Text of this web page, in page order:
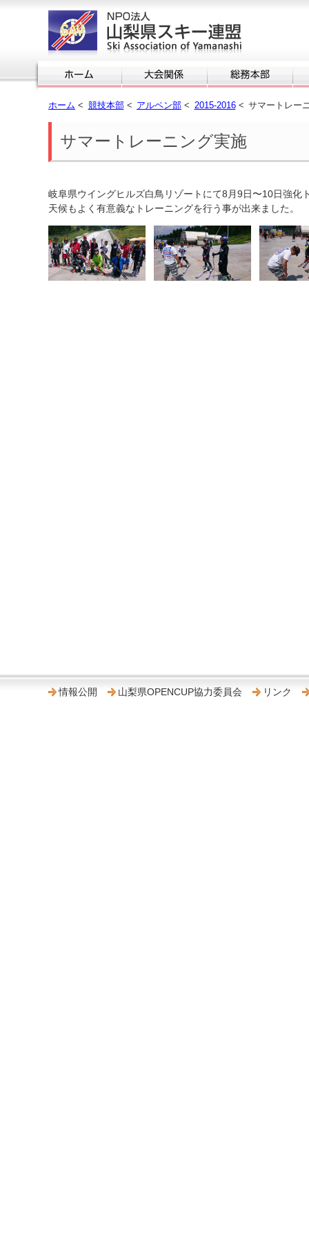
ホーム < 競技本部< アルペン部 < 2015-2016< サマートレー
サマートレーニング実施
岐阜県ウイングヒルズ白鳥リゾートにて8月9日〜10日強化
天候もよく有意義なトレーニングを行う事が出来ました。
情報公開 山梨県OPENCUP協力委員会 リンク